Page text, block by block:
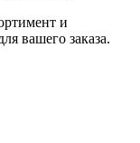
и
вашего заказа.